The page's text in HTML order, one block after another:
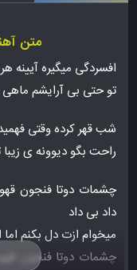
متن
افسردگی میگیره آیینه
تو حتی بی آرایشم
شب قهر کرده وقتی
راحت بگو دیوونه ی
چشمات دوتا فنجون
داد بی داد
میخوام ازت دل بکنم اما
چشمات دوتا فنجون